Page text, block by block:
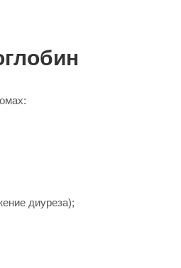
диуреза);